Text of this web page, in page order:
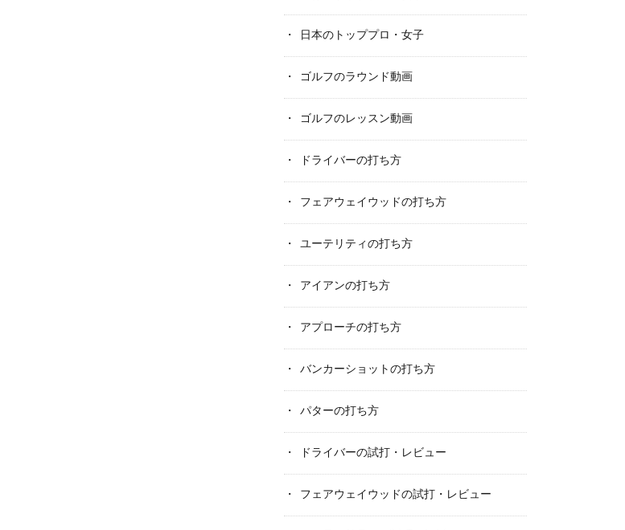
日本のトッププロ・女子
ゴルフのラウンド動画
ゴルフのレッスン動画
ドライバーの打ち方
フェアウェイウッドの打ち方
ユーテリティの打ち方
アイアンの打ち方
アプローチの打ち方
バンカーショットの打ち方
パターの打ち方
ドライバーの試打・レビュー
フェアウェイウッドの試打・レビュー